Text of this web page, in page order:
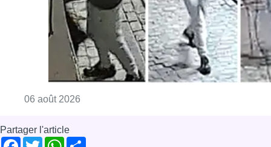
06 août 2026
Partager l'article
Facebook
TwitterWhatsApp